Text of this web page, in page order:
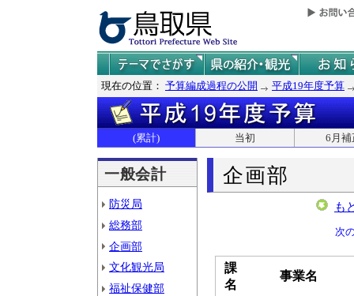
現在の位置： 予算編成過程の公開 平成19年度予算
(累計) 当初 6月補
一般会計
防災局
総務部
企画部
文化観光局
福祉保健部
企画部
も
次
課
名
事業名